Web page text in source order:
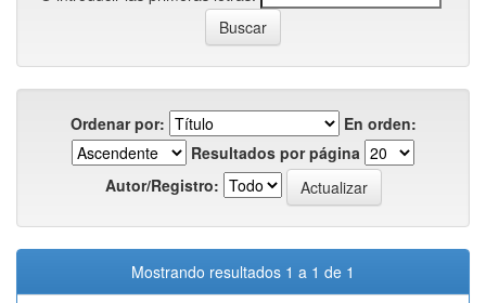
Ordenar por:
En orden:
Resultados por página
Autor/Registro:
Mostrando resultados 1 a 1 de 1